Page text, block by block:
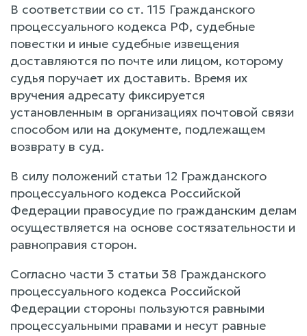
В соответствии со ст. 115 Гражданского
процессуального кодекса РФ, судебные
повестки и иные судебные извещения
доставляются по почте или лицом, которому
судья поручает их доставить. Время их
вручения адресату фиксируется
установленным в организациях почтовой связи
способом или на документе, подлежащем
возврату в суд.
В силу положений статьи 12 Гражданского
процессуального кодекса Российской
Федерации правосудие по гражданским делам
осуществляется на основе состязательности и
равноправия сторон.
Согласно части 3 статьи 38 Гражданского
процессуального кодекса Российской
Федерации стороны пользуются равными
процессуальными правами и несут равные